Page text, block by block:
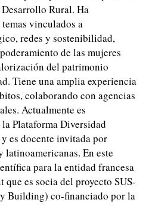
Rural. Ha
vinculados a
redes y sostenibilidad,
de las mujeres
del patrimonio
Tiene una amplia experiencia
colaborando con agencias
Actualmente es
Plataforma Diversidad
es docente invitada por
latinoamericanas. En este
para la entidad francesa
es socia del proyecto SUS-
Building) co-financiado por la